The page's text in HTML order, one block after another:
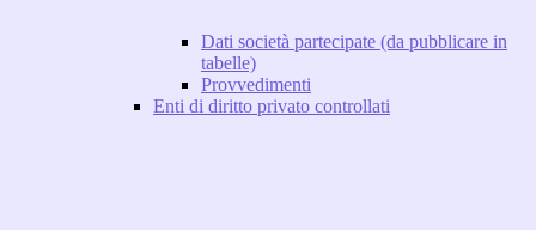
Dati società partecipate (da pubblicare in
tabelle)
Provvedimenti
Enti di diritto privato controllati